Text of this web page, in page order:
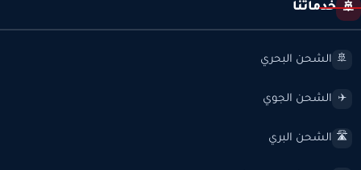
🚢 خدماتنا
🚢 الشحن البحري
✈️ الشحن الجوي
🛣️ الشحن البري